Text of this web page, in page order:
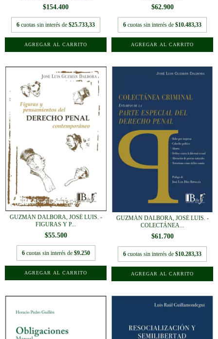
$154.400
6 cuotas sin interés de $25.733,33
$62.900
6 cuotas sin interés de $10.483,33
GUZMÁN DALBORA, JOSÉ LUIS. -
FIGURAS Y P...
$55.500
6 cuotas sin interés de $9.250
GUZMÁN DALBORA, JOSÉ LUIS. -
COLECTÁNEA...
$61.700
6 cuotas sin interés de $10.283,33